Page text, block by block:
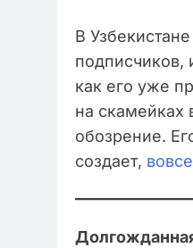
В
подписчиков,
как его уже
на скамейках
обозрение.
создает,